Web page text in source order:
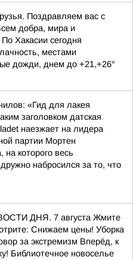
Поздравляем вас с
добра, мира и
Хакасии сегодня
местами
дожди, днем до +21,+26°
«Гид для лакея
заголовком датская
наезжает на лидера
партии Мортен
которого весь
набросился за то, что
ДНЯ. 7 августа Жмите
Снижаем цены! Уборка
за экстремизм Вперёд, к
Библиотечное новоселье